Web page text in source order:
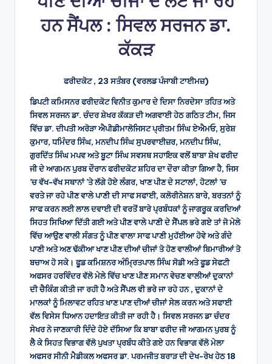
ਹਨ ਸੈਂਪਲ : ਸਿਵਲ ਸਰਜਨ ਡਾ.
ਕੱਕੜ
ਫਰੀਦਕੋਟ , 23 ਸਤੰਬਰ (ਵਰਲਡ ਪੰਜਾਬੀ ਟਾਈਮਜ਼)
ਡਿਪਟੀ ਕਮਿਸਨਰ ਫਰੀਦਕੋਟ ਵਿਨੀਤ ਕੁਮਾਰ ਦੇ ਦਿਸਾ ਨਿਰਦੇਸਾ ਤਹਿਤ ਅਤੇ
ਸਿਵਲ ਸਰਜਨ ਡਾ. ਚੰਦਰ ਸ਼ੇਖਰ ਕੱਕੜ ਦੀ ਅਗਵਾਈ ਹੇਠ ਗਠਿਤ ਟੀਮ, ਜਿਸ
ਵਿੱਚ ਡਾ. ਦੀਪਤੀ ਅਰੋੜਾ ਐਪੀਡੀਮਾਲੋਜਿਸਟ ਪ੍ਰੀਤਮ ਸਿੰਘ ਏਐਮਓ, ਸੁਰੇਸ਼
ਕੁਮਾਰ, ਧਮਿੰਦਰ ਸਿੰਘ, ਮਨਦੀਪ ਸਿੰਘ ਸੁਪਰਵਾਈਜ਼ਰ, ਮਨਦੀਪ ਸਿੰਘ,
ਗੁਰਦਿੱਤ ਸਿੰਘ ਮਪਵ ਅਤੇ ਬੂਟਾ ਸਿੰਘ ਸਵਸਥ ਸਹਾਇਕ ਵਲੋਂ ਬਾਬਾ ਸ਼ੇਖ ਫਰੀਦ
ਜੀ ਦੇ ਆਗਮਨ ਪੁਰਬ ਦੌਰਾਨ ਫਰੀਦਕੋਟ ਸ਼ਹਿਰ ਦਾ ਦੌਰਾ ਕੀਤਾ ਗਿਆ ਹੈ, ਜਿਸ
’ਚ ਵੱਖ-ਵੱਖ ਸਥਾਨਾਂ ’ਤੇ ਲੱਗੇ ਹੋਏ ਲੰਗਰ, ਖਾਣ ਪੀਣ ਦੇ ਸਟਾਲਾਂ, ਹੋਟਲਾਂ ’ਚ
ਵਰਤੇ ਜਾ ਰਹੇ ਪੀਣ ਵਾਲੇ ਪਾਣੀ ਦੀ ਸਾਫ ਸਫਾਈ, ਕਲੋਰੀਨੇਸ਼ਨ ਬਾਰੇ, ਬਰਤਨਾਂ ਨੂੰ
ਸਾਫ ਕਰਨ ਲਈ ਲਾਲ ਦਵਾਈ ਦੀ ਵਰਤੋਂ ਬਾਰੇ ਪ੍ਰਬੰਧਕਾਂ ਨੂੰ ਜਾਗਰੂਕ ਕਰਦਿਆਂ
ਸਿਹਤ ਸਿਖਿਆ ਦਿੱਤੀ ਗਈ ਅਤੇ ਪੀਣ ਵਾਲੇ ਪਾਣੀ ਦੇ ਸੈਂਪਲ ਭਰੇ ਗਏ ਤਾਂ ਜੋ ਮੇਲੇ
ਵਿੱਚ ਆਉਣ ਵਾਲੀ ਸੰਗਤ ਨੂੰ ਪੀਣ ਵਾਲਾ ਸਾਫ ਪਾਣੀ ਮੁਹੱਈਆ ਹੋਵੇ ਅਤੇ ਗੰਦੇ
ਪਾਣੀ ਅਤੇ ਅਣ ਢੱਕੀਆ ਖਾਣ ਪੀਣ ਦੀਆਂ ਚੀਜਾਂ ਤੋ ਹੋਣ ਵਾਲੀਆਂ ਬਿਮਾਰੀਆਂ ਤੋ
ਬਚਾਅ ਹੋ ਸਕੇ। ਫੂਡ ਕਮਿਸ਼ਨਰ ਅੰਮ੍ਰਿਤਪਾਲ ਸਿੰਘ ਸੋਡੀ ਅਤੇ ਫੂਡ ਸੇਫਟੀ
ਅਫਸਰ ਹਰਵਿੰਦਰ ਵੱਲੋ ਮੇਲੇ ਵਿੱਚ ਖਾਣ ਪੀਣ ਸਮਾਨ ਵੇਚਣ ਵਾਲੀਆਂ ਦੁਕਾਨਾਂ
ਦੀ ਚੈਕਿੰਗ ਕੀਤੀ ਜਾ ਰਹੀ ਹੈ ਅਤੇ ਸੈਂਪਲ ਵੀ ਭਰੇ ਜਾ ਰਹੇ ਹਨ , ਦੁਕਾਨਾਂ ਦੇ
ਮਾਲਕਾਂ ਨੂੰ ਮਿਲਾਵਟ ਰਹਿਤ ਖਾਣ ਪਾਣ ਦੀਆਂ ਚੀਜਾਂ ਸੇਲ ਕਰਨ ਅਤੇ ਸਫਾਈ
ਵੱਲ ਵਿਸੇਸ ਧਿਆਨ ਹਦਾਇਤ ਕੀਤੀ ਜਾ ਰਹੀ ਹੈ। ਸਿਵਲ ਸਰਜਨ ਡਾ ਚੰਦਰ
ਸੇਖਰ ਨੇ ਜਾਣਕਾਰੀ ਦਿੰਦੇ ਹੋਏ ਦੱਸਿਆ ਕਿ ਬਾਬਾ ਫਰੀਦ ਜੀ ਆਗਮਨ ਪੁਰਬ ਨੂੰ
ਲੈ ਕੇ ਸਿਹਤ ਵਿਭਾਗ ਵੱਲੋ ਪੁਖਤਾ ਪ੍ਰਬੰਧ ਕੀਤੇ ਗਏ ਹਨ ਵਿਭਾਗ ਵੱਲੋ ਮੇਲਾ
ਅਫਸਰ ਸੀਨੀ ਮੈਡੀਕਲ ਅਫਸਰ ਡਾ. ਪਰਮਜੀਤ ਬਰਾੜ ਦੀ ਦੇਖ-ਰੇਖ ਹੇਠ 18